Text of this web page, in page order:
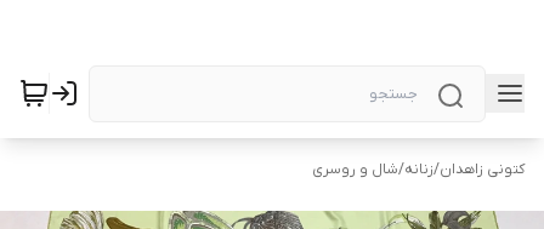
کتونی زاهدان/زنانه/شال و روسری